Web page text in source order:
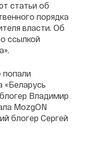
статьи об
порядка
власти. Об
ссылкой
попали
«Беларусь
Владимир
MozgON
блогер Сергей